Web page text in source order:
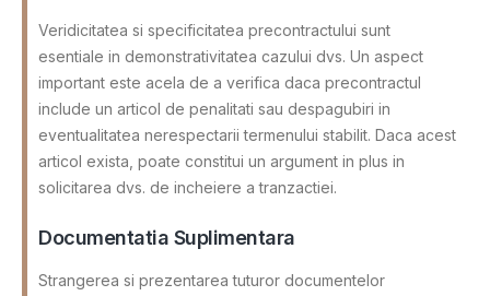
Veridicitatea si specificitatea precontractului sunt
esentiale in demonstrativitatea cazului dvs. Un aspect
important este acela de a verifica daca precontractul
include un articol de penalitati sau despagubiri in
eventualitatea nerespectarii termenului stabilit. Daca acest
articol exista, poate constitui un argument in plus in
solicitarea dvs. de incheiere a tranzactiei.
Documentatia Suplimentara
Strangerea si prezentarea tuturor documentelor